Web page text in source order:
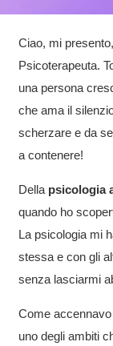
Ciao, mi
Psicoterapeuta.
una persona
che ama il
scherzare e da
a contenere!
Della psicologia
quando ho
La psicologia mi
stessa e con gli
senza lasciarmi
Come
uno degli ambiti